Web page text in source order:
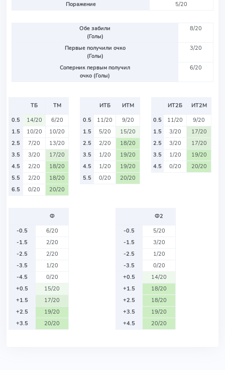
Поражение
5/20
Обе забили
(Голы)
8/20
Первые получили очко
(Голы)
3/20
Соперник первым получил
очко (Голы)
6/20
ТБ
ТМ
0.5
14/20
6/20
1.5
10/20
10/20
2.5
7/20
13/20
3.5
3/20
17/20
4.5
2/20
18/20
5.5
2/20
18/20
6.5
0/20 20/20
ИТБ
ИТМ
0.5
11/20
9/20
1.5
5/20
15/20
2.5
2/20
18/20
3.5
1/20
19/20
4.5
1/20
19/20
5.5
0/20 20/20
ИТ2Б
ИТ2М
0.5
11/20
9/20
1.5
3/20
17/20
2.5
3/20
17/20
3.5
1/20
19/20
4.5
0/20 20/20
Ф
-0.5
6/20
-1.5
2/20
-2.5
2/20
-3.5
1/20
-4.5
0/20
+0.5
15/20
+1.5
17/20
+2.5
19/20
+3.5
20/20
Ф2
-0.5
5/20
-1.5
3/20
-2.5
1/20
-3.5
0/20
+0.5
14/20
+1.5
18/20
+2.5
18/20
+3.5
19/20
+4.5
20/20